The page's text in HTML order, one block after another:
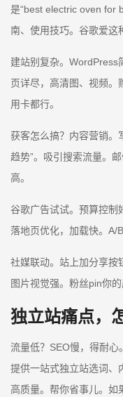
是“best electric oven for
南、使用技巧。谷歌爱这
建站别复杂。WordPress
页详尽，高清图、视频。
用卡都行。
获客怎么搞？内容营销。
趋势”。吸引搜索流量。
高。
谷歌广告试试。预算控制
落地页优化，加载快。A/
社媒联动。站上加分享按
图片视觉强。粉丝pin你的
独立站痛点，
流量低？SEO慢，得耐
提供一站式独立站选词、
高质量。帮你省事儿。如